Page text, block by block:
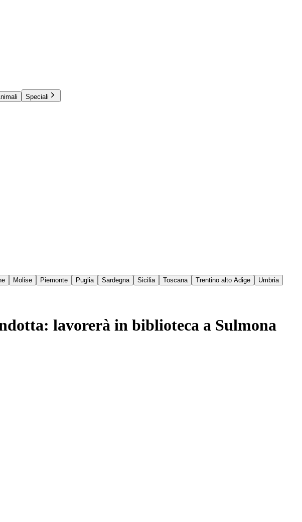
Speciali
Molise Piemonte Puglia Sardegna Sicilia Toscana Trentino alto Adige
Umbria
lavorerà in biblioteca a Sulmona